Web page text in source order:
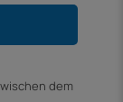
dem